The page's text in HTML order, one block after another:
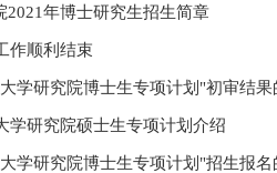
2021年博士研究生招生简章
作顺利结束
学研究院博士生专项计划"初审结果
学研究院硕士生专项计划介绍
学研究院博士生专项计划"招生报名